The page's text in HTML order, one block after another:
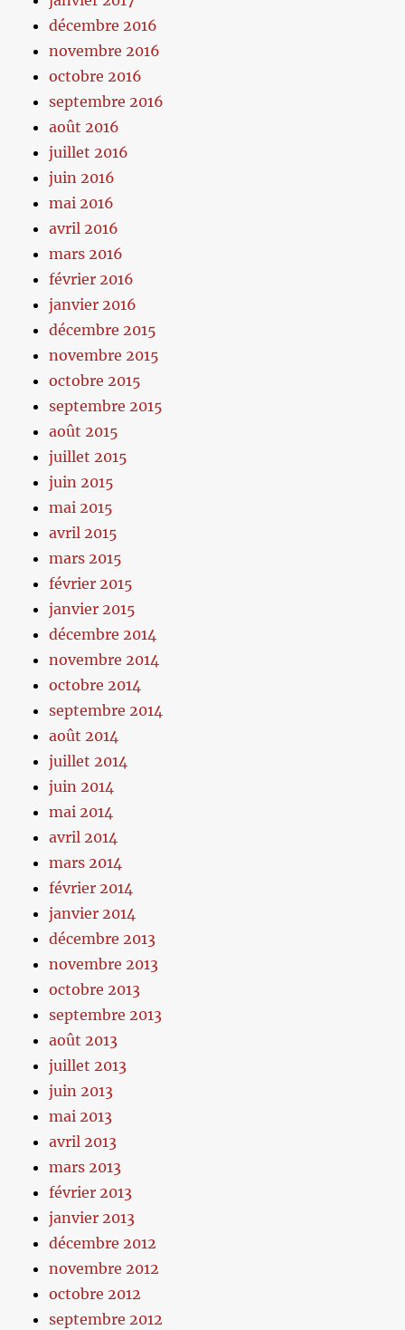
décembre 2016
novembre 2016
octobre 2016
septembre 2016
août 2016
juillet 2016
juin 2016
mai 2016
avril 2016
mars 2016
février 2016
janvier 2016
décembre 2015
novembre 2015
octobre 2015
septembre 2015
août 2015
juillet 2015
juin 2015
mai 2015
avril 2015
mars 2015
février 2015
janvier 2015
décembre 2014
novembre 2014
octobre 2014
septembre 2014
août 2014
juillet 2014
juin 2014
mai 2014
avril 2014
mars 2014
février 2014
janvier 2014
décembre 2013
novembre 2013
octobre 2013
septembre 2013
août 2013
juillet 2013
juin 2013
mai 2013
avril 2013
mars 2013
février 2013
janvier 2013
décembre 2012
novembre 2012
octobre 2012
septembre 2012